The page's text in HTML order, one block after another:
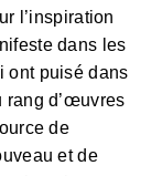
l’inspiration
dans les
ont puisé dans
rang d’œuvres
de
et de